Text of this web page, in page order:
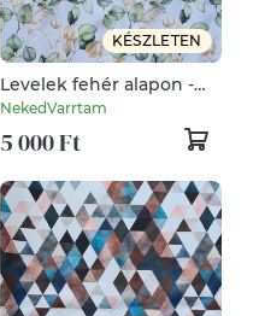
KÉSZLETEN
Levelek fehér alapon -
vízhatlan gyöngyvászon
NekedVarrtam
5 000 Ft